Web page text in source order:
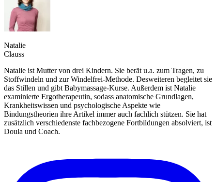
Natalie
Clauss
Natalie ist Mutter von drei Kindern. Sie berät u.a. zum Tragen, zu
Stoffwindeln und zur Windelfrei-Methode. Desweiteren begleitet sie
das Stillen und gibt Babymassage-Kurse. Außerdem ist Natalie
examinierte Ergotherapeutin, sodass anatomische Grundlagen,
Krankheitswissen und psychologische Aspekte wie
Bindungstheorien ihre Artikel immer auch fachlich stützen. Sie hat
zusätzlich verschiedenste fachbezogene Fortbildungen absolviert, ist
Doula und Coach.